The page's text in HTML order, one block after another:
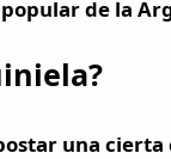
popular de la
una